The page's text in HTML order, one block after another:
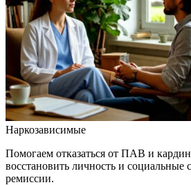
Наркозависимые
Помогаем отказаться от ПАВ и
восстановить личность и социальные
ремиссии.